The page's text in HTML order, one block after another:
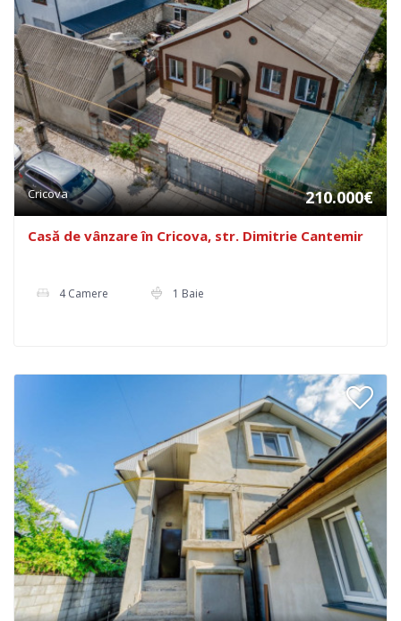
Cricova 210.000€
Casă de vânzare în Cricova, str. Dimitrie Cantemir
4 Camere 1 Baie